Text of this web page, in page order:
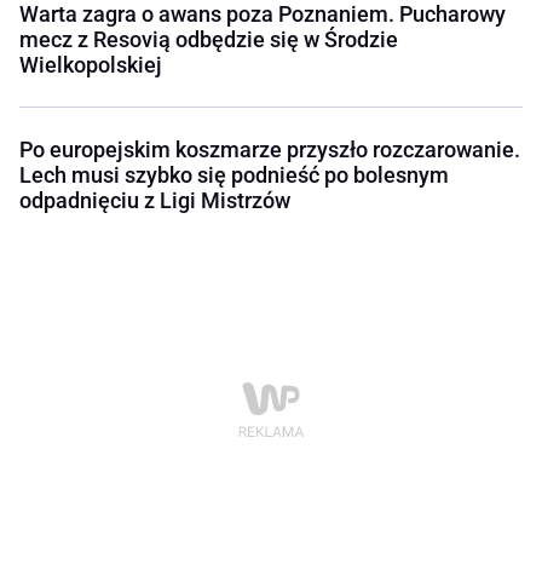
Warta zagra o awans poza Poznaniem. Pucharowy
mecz z Resovią odbędzie się w Środzie
Wielkopolskiej
Po europejskim koszmarze przyszło rozczarowanie.
Lech musi szybko się podnieść po bolesnym
odpadnięciu z Ligi Mistrzów